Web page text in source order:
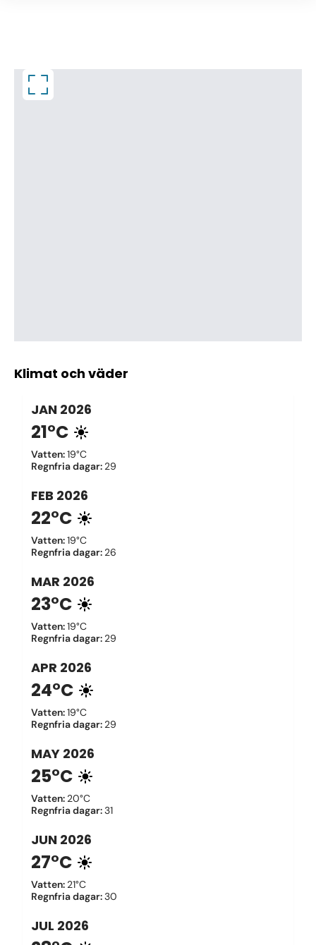
Klimat och väder
JAN 2026
21°C
Vatten:19°C
Regnfria dagar: 29
FEB 2026
22°C
Vatten:19°C
Regnfria dagar: 26
MAR 2026
23°C
Vatten:19°C
Regnfria dagar: 29
APR 2026
24°C
Vatten:19°C
Regnfria dagar: 29
MAY 2026
25°C
Vatten: 20°C
Regnfria dagar:31
JUN 2026
27°C
Vatten: 21°C
Regnfria dagar:30
JUL 2026